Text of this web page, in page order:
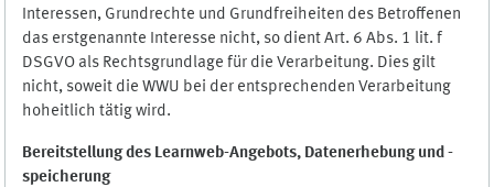
Interessen, Grundrechte und Grundfreiheiten des Betroffenen
das erstgenannte Interesse nicht, so dient Art. 6 Abs. 1 lit. f
DSGVO als Rechtsgrundlage für die Verarbeitung. Dies gilt
nicht, soweit die WWU bei der entsprechenden Verarbeitung
hoheitlich tätig wird.
Bereitstellung des Learnweb-Angebots, Datenerhebung und -
speicherung